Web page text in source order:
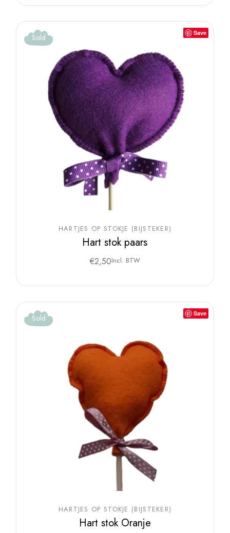
Save
Sold
HARTJES OP STOKJE (BIJSTEKER)
Hart stok paars
€2,50Incl. BTW
Save
Sold
HARTJES OP STOKJE (BIJSTEKER)
Hart stok Oranje